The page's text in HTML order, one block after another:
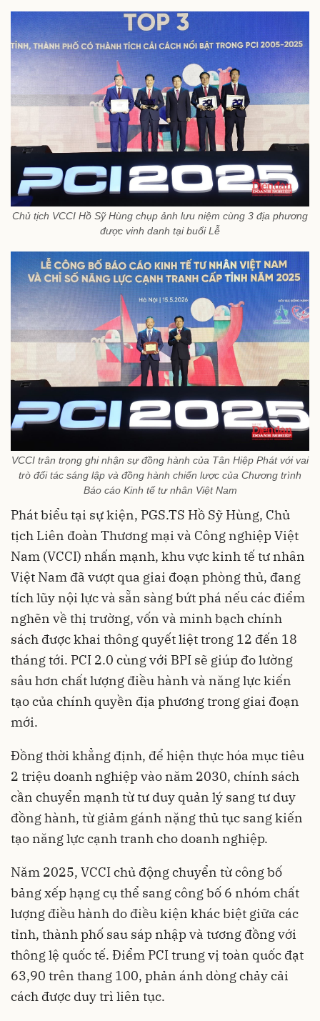
Chủ tịch VCCI Hồ Sỹ Hùng chụp ảnh lưu niệm cùng 3 địa phương
được vinh danh tại buổi Lễ
VCCI trân trọng ghi nhận sự đồng hành của Tân Hiệp Phát với vai
trò đối tác sáng lập và đồng hành chiến lược của Chương trình
Báo cáo Kinh tế tư nhân Việt Nam
Phát biểu tại sự kiện, PGS.TS Hồ Sỹ Hùng, Chủ
tịch Liên đoàn Thương mại và Công nghiệp Việt
Nam (VCCI) nhấn mạnh, khu vực kinh tế tư nhân
Việt Nam đã vượt qua giai đoạn phòng thủ, đang
tích lũy nội lực và sẵn sàng bứt phá nếu các điểm
nghẽn về thị trường, vốn và minh bạch chính
sách được khai thông quyết liệt trong 12 đến 18
tháng tới. PCI 2.0 cùng với BPI sẽ giúp đo lường
sâu hơn chất lượng điều hành và năng lực kiến
tạo của chính quyền địa phương trong giai đoạn
mới.
Đồng thời khẳng định, để hiện thực hóa mục tiêu
2 triệu doanh nghiệp vào năm 2030, chính sách
cần chuyển mạnh từ tư duy quản lý sang tư duy
đồng hành, từ giảm gánh nặng thủ tục sang kiến
tạo năng lực cạnh tranh cho doanh nghiệp.
Năm 2025, VCCI chủ động chuyển từ công bố
bảng xếp hạng cụ thể sang công bố 6 nhóm chất
lượng điều hành do điều kiện khác biệt giữa các
tỉnh, thành phố sau sáp nhập và tương đồng với
thông lệ quốc tế. Điểm PCI trung vị toàn quốc đạt
63,90 trên thang 100, phản ánh dòng chảy cải
cách được duy trì liên tục.